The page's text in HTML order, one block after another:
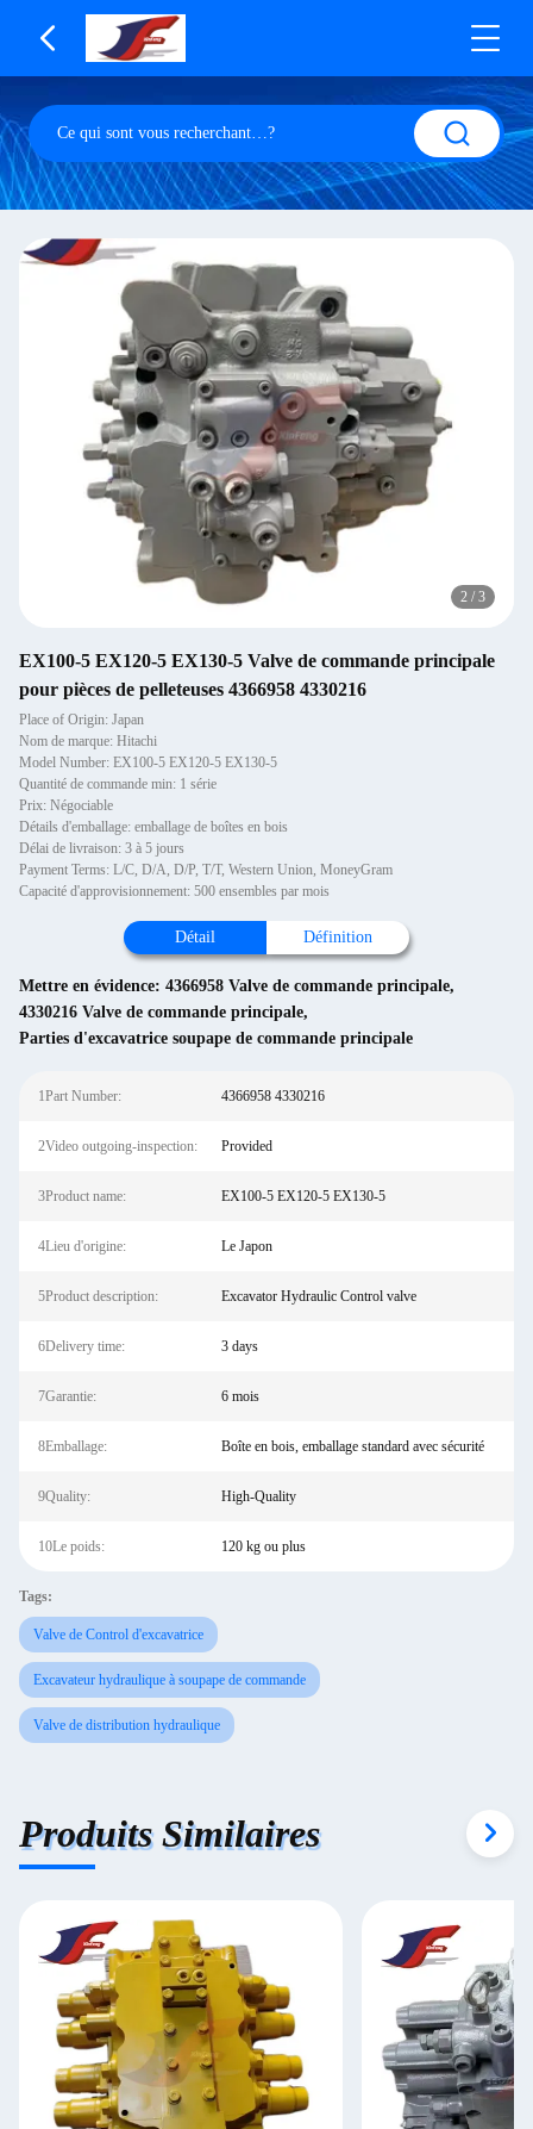
2 / 3
EX100-5 EX120-5 EX130-5 Valve de commande principale
pour pièces de pelleteuses 4366958 4330216
Place of Origin: Japan
Nom de marque: Hitachi
Model Number: EX100-5 EX120-5 EX130-5
Quantité de commande min: 1 série
Prix: Négociable
Détails d'emballage: emballage de boîtes en bois
Délai de livraison: 3 à 5 jours
Payment Terms: L/C, D/A, D/P, T/T, Western Union, MoneyGram
Capacité d'approvisionnement: 500 ensembles par mois
Détail Définition
Mettre en évidence: 4366958 Valve de commande principale,
4330216 Valve de commande principale,
Parties d'excavatrice soupape de commande principale
1Part Number: 4366958 4330216
2Video outgoing-inspection: Provided
3Product name: EX100-5 EX120-5 EX130-5
4Lieu d'origine: Le Japon
5Product description: Excavator Hydraulic Control valve
6Delivery time: 3 days
7Garantie: 6 mois
8Emballage: Boîte en bois, emballage standard avec sécurité
9Quality: High-Quality
10Le poids: 120 kg ou plus
Tags:
Valve de Control d'excavatrice
Excavateur hydraulique à soupape de commande
Valve de distribution hydraulique
Produits Similaires